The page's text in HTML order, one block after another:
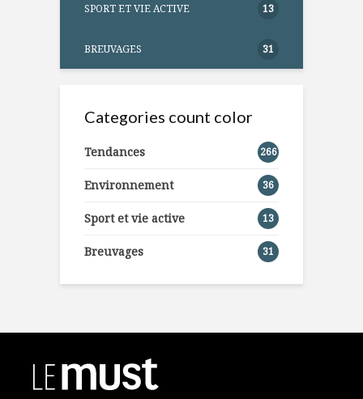
SPORT ET VIE ACTIVE 13
BREUVAGES 31
Categories count color
Tendances 266
Environnement 36
Sport et vie active 13
Breuvages 31